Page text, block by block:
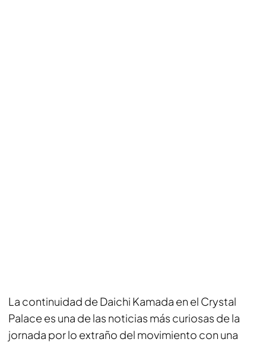
La continuidad de Daichi Kamada en el Crystal
Palace es una de las noticias más curiosas de la
jornada por lo extraño del movimiento con una